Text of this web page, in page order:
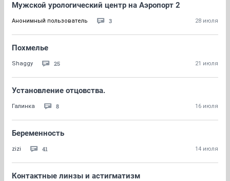
Мужской урологический центр на Аэропорт 2
Анонимный пользователь 3 28 июля
Похмелье
Shaggy 25 21 июля
Установление отцовства.
Галинка 8 16 июля
Беременность
zizi 41 14 июля
Контактные линзы и астигматизм